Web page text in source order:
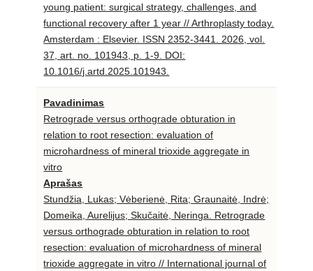
young patient: surgical strategy, challenges, and
functional recovery after 1 year // Arthroplasty today.
Amsterdam : Elsevier. ISSN 2352-3441. 2026, vol.
37, art. no. 101943, p. 1-9. DOI:
10.1016/j.artd.2025.101943.
Pavadinimas
Retrograde versus orthograde obturation in
relation to root resection: evaluation of
microhardness of mineral trioxide aggregate in
vitro
Aprašas
Stundžia, Lukas; Vėberienė, Rita; Graunaitė, Indrė;
Domeika, Aurelijus; Skučaitė, Neringa. Retrograde
versus orthograde obturation in relation to root
resection: evaluation of microhardness of mineral
trioxide aggregate in vitro // International journal of